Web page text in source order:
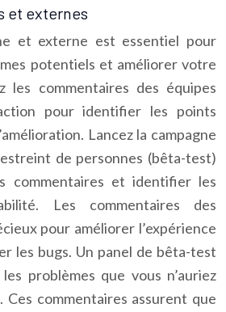
et externes
et externe est essentiel pour
potentiels et améliorer votre
les commentaires des équipes
pour identifier les points
Lancez la campagne
de personnes (bêta-test)
commentaires et identifier les
Les commentaires des
pour améliorer l’expérience
les bugs. Un panel de bêta-test
problèmes que vous n’auriez
Ces commentaires assurent que